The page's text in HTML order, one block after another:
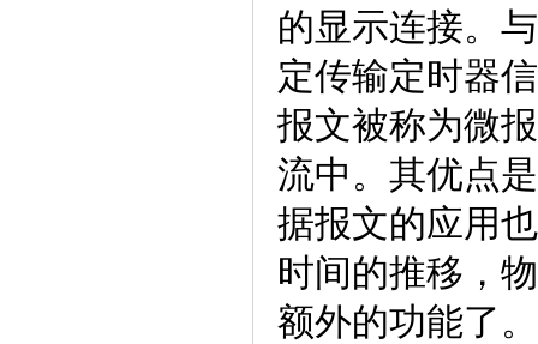
的显示连接。
定传输定时器
报文被称为微
流中。其优点
据报文的应用
时间的推移，
额外的功能了